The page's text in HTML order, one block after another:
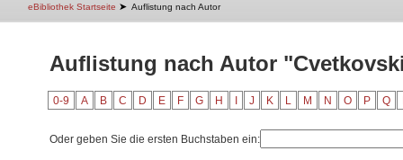
eBibliothek Startseite ➤ Auflistung nach Autor
Auflistung nach Autor
0-9 A B C D E F G H J K L M N O P Q
Oder geben Sie die ersten Buchstaben ein: